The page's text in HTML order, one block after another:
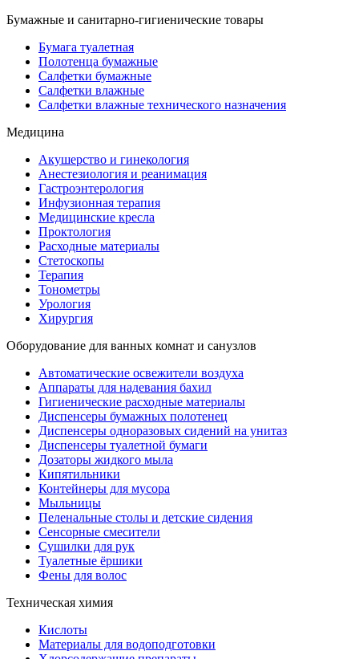
Бумажные и санитарно-гигиенические товары
Бумага туалетная
Полотенца бумажные
Салфетки бумажные
Салфетки влажные
Салфетки влажные технического назначения
Медицина
Акушерство и гинекология
Анестезиология и реанимация
Гастроэнтерология
Инфузионная терапия
Медицинские кресла
Проктология
Расходные материалы
Стетоскопы
Терапия
Тонометры
Урология
Хирургия
Оборудование для ванных комнат и санузлов
Автоматические освежители воздуха
Аппараты для надевания бахил
Гигиенические расходные материалы
Диспенсеры бумажных полотенец
Диспенсеры одноразовых сидений на унитаз
Диспенсеры туалетной бумаги
Дозаторы жидкого мыла
Кипятильники
Контейнеры для мусора
Мыльницы
Пеленальные столы и детские сидения
Сенсорные смесители
Сушилки для рук
Туалетные ёршики
Фены для волос
Техническая химия
Кислоты
Материалы для водоподготовки